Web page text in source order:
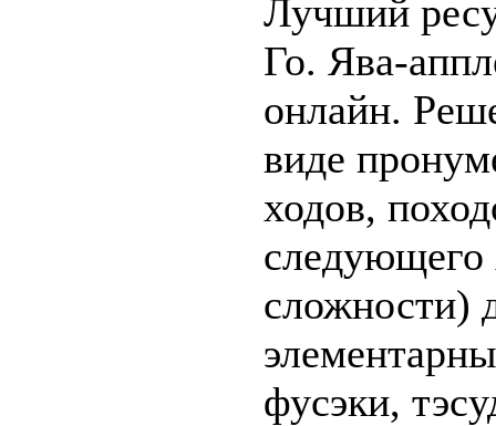
Лучший
Го. Ява-
онлайн.
виде
ходов,
следующего
сложности)
фусэки,